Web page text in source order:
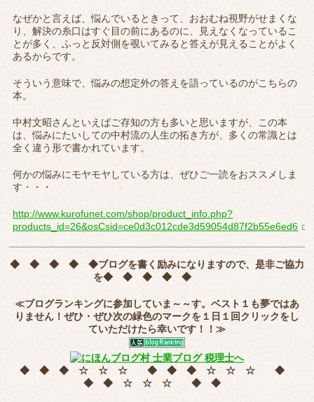
なぜかと言えば、悩んでいるときって、おおむね視野がせまくな
り、解決の糸口はすぐ目の前にあるのに、見えなくなっているこ
とが多く、ふっと反対側を覗いてみると答えが見えることがよく
あるからです。
そういう意味で、悩みの想定外の答えを語っているのがこちらの
本。
中村文昭さんといえばご存知の方も多いと思いますが、この本
は、悩みにたいしての中村流の人生の拓き方が、多くの常識とは
全く違う形で書かれています。
何かの悩みにモヤモヤしている方は、ぜひご一読をおススメしま
す・・・
http://www.kurofunet.com/shop/product_info.php?
products_id=26&osCsid=ce0d3c012cde3d59054d87f2b55e6ed6
◆ ◆ ◆ ◆ ◆ブログを書く励みになりますので、是非ご協力
を◆ ◆ ◆ ◆ ◆
≪ブログランキングに参加していま～～す。ベスト１も夢ではあ
りません！ぜひ・ぜひ次の緑色のマークを１日１回クリックをし
ていただけたら幸いです！！≫
◆ ◆ ◆ ☆ ☆ ☆ ◆ ◆ ◆ ☆ ☆ ☆ ◆
◆ ◆ ☆ ☆ ☆ ◆ ◆